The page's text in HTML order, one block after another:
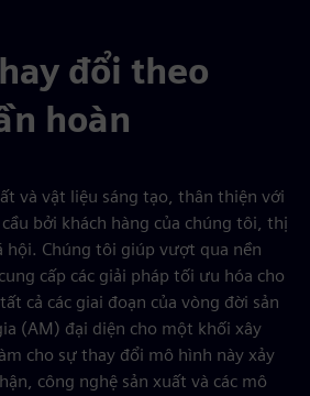
đổi theo
hoàn
và vật liệu sáng tạo, thân thiện với
bởi khách hàng của chúng tôi, thị
Chúng tôi giúp vượt qua nền
cấp các giải pháp tối ưu hóa cho
cả các giai đoạn của vòng đời sản
(AM) đại diện cho một khối xây
cho sự thay đổi mô hình này xảy
công nghệ sản xuất và các mô